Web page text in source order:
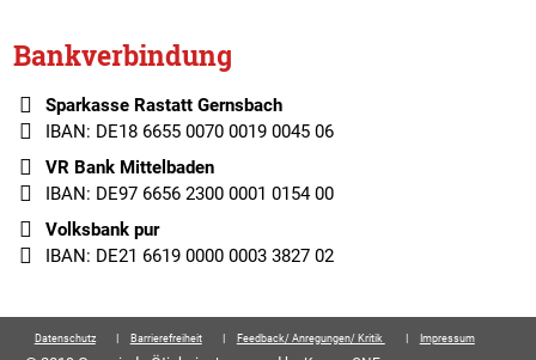
Bankverbindung
Sparkasse Rastatt Gernsbach
IBAN: DE18 6655 0070 0019 0045 06
VR Bank Mittelbaden
IBAN: DE97 6656 2300 0001 0154 00
Volksbank pur
IBAN: DE21 6619 0000 0003 3827 02
Datenschutz Barrierefreiheit Feedback/ Anregungen/ Kritik Impressum